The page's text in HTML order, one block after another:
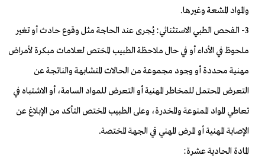
والمواد المشعة وغيرها.
3- الفحص الطبي الاستثنائي: يُجرى عند الحاجة مثل وقوع حادث أو تغير
ملحوظ في الأداء أو في حال ملاحظة الطبيب المختص لعلامات مبكرة لأمراض
مهنية محددة أو وجود مجموعة من الحالات المتشابهة والناتجة عن
التعرض المحتمل للمخاطر المهنية أو التعرض للمواد السامة، أو الاشتباه في
تعاطي المواد الممنوعة والمخدرة، وعلى الطبيب المختص التأكد من الإبلاغ عن
الإصابة المهنية أو المرض المهني في الجهة المختصة.
المادة الحادية عشرة: